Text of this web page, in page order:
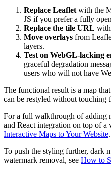
Replace Leaflet with the
JS if you prefer a fully
Replace the tile URL
Move overlays from
layers.
Test on WebGL-lacking
graceful degradation
users who will not have
The functional result is a map
can be restyled without touching
For a full walkthrough of adding
and React integration on top of a
Interactive Maps to Your Website.
To push the styling further, dark
watermark removal, see How to